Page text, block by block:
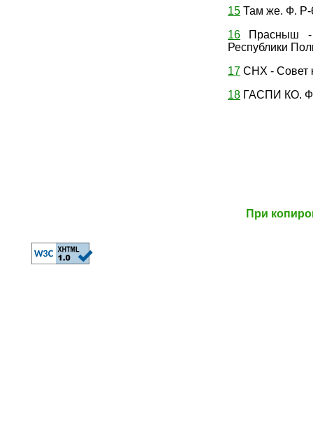
15 Там же. Ф. Р-
16 Прасныш -
Республики
17 СНХ - Совет
18 ГАСПИ КО.
При